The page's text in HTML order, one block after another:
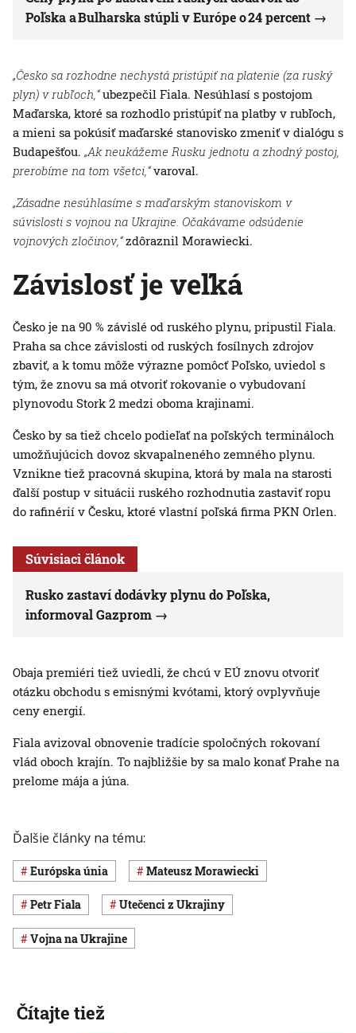
Poľska a Bulharska stúpli v Európe o 24 percent
„Česko sa rozhodne nechystá pristúpiť na platenie (za ruský
plyn) v rubľoch,“ubezpečil Fiala. Nesúhlasí s postojom
Maďarska, ktoré sa rozhodlo pristúpiť na platby v rubľoch,
a mieni sa pokúsiť maďarské stanovisko zmeniť v dialógu s
Budapešťou. „Ak neukážeme Rusku jednotu a zhodný postoj,
prerobíme na tom všetci,“varoval.
„Zásadne nesúhlasíme s maďarským stanoviskom v
súvislosti s vojnou na Ukrajine. Očakávame odsúdenie
vojnových zločinov,“zdôraznil Morawiecki.
Závislosť je veľká
Česko je na 90 % závislé od ruského plynu, pripustil Fiala.
Praha sa chce závislosti od ruských fosílnych zdrojov
zbaviť, a k tomu môže výrazne pomôcť Poľsko, uviedol s
tým, že znovu sa má otvoriť rokovanie o vybudovaní
plynovodu Stork 2 medzi oboma krajinami.
Česko by sa tiež chcelo podieľať na poľských termináloch
umožňujúcich dovoz skvapalneného zemného plynu.
Vznikne tiež pracovná skupina, ktorá by mala na starosti
ďalší postup v situácii ruského rozhodnutia zastaviť ropu
do rafinérií v Česku, ktoré vlastní poľská firma PKN Orlen.
Súvisiaci článok
Rusko zastaví dodávky plynu do Poľska,
informoval Gazprom
Obaja premiéri tiež uviedli, že chcú v EÚ znovu otvoriť
otázku obchodu s emisnými kvótami, ktorý ovplyvňuje
ceny energií.
Fiala avizoval obnovenie tradície spoločných rokovaní
vlád oboch krajín. To najbližšie by sa malo konať Prahe na
prelome mája a júna.
Ďalšie články na tému:
Európska únia Mateusz Morawiecki
Petr Fiala utečenci z Ukrajiny
vojna na Ukrajine
Čítajte tiež